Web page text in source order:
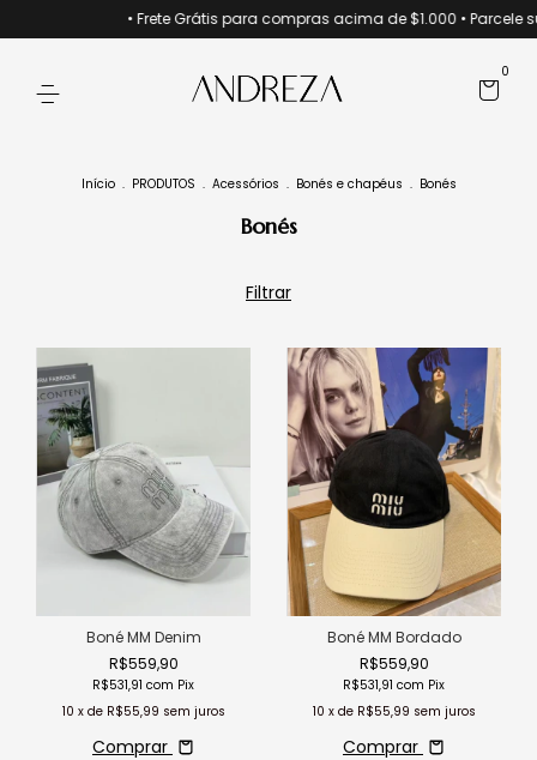
• Frete Grátis para compras acima de $1.000 • Parcele suas
0
Início . PRODUTOS . Acessórios . Bonés e chapéus . Bonés
Bonés
Filtrar
Boné MM Denim
R$559,90
R$531,91 com Pix
10 x de R$55,99 sem juros
Comprar
Boné MM Bordado
R$559,90
R$531,91 com Pix
10 x de R$55,99 sem juros
Comprar